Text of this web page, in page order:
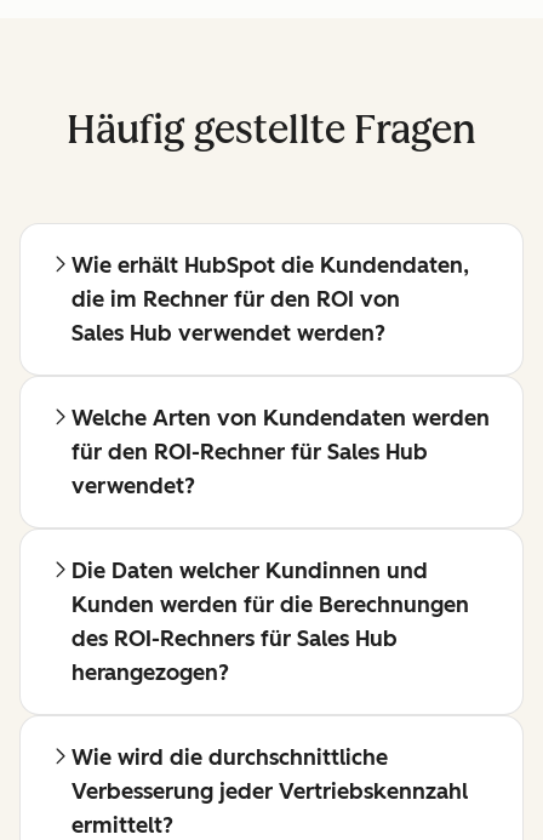
Häufig gestellte Fragen
Wie erhält HubSpot die Kundendaten,
die im Rechner für den ROI von
Sales Hub verwendet werden?
Welche Arten von Kundendaten werden
für den ROI-Rechner für Sales Hub
verwendet?
Die Daten welcher Kundinnen und
Kunden werden für die Berechnungen
des ROI-Rechners für Sales Hub
herangezogen?
Wie wird die durchschnittliche
Verbesserung jeder Vertriebskennzahl
ermittelt?